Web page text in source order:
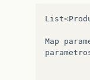
List<
Map